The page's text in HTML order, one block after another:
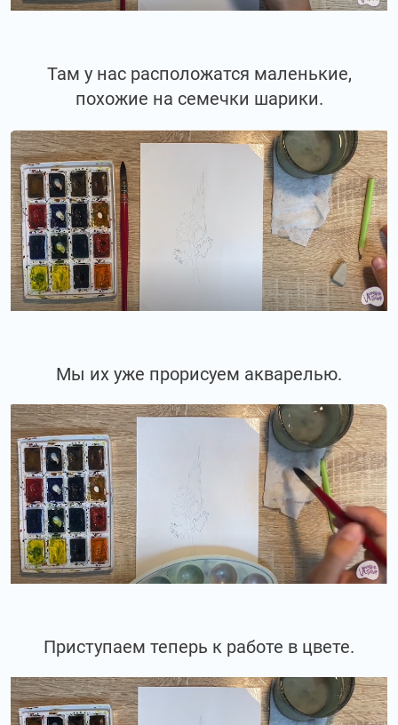
Там у нас расположатся маленькие,
похожие на семечки шарики.
Мы их уже прорисуем акварелью.
Приступаем теперь к работе в цвете.